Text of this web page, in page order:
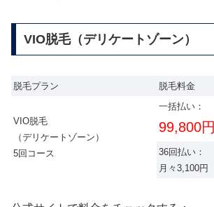
VIO脱毛（デリケートゾーン）
脱毛プラン 脱毛料金
VIO脱毛
（デリケートゾーン）
5回コース
一括払い：
99,800円
36回払い：
月々3,100円